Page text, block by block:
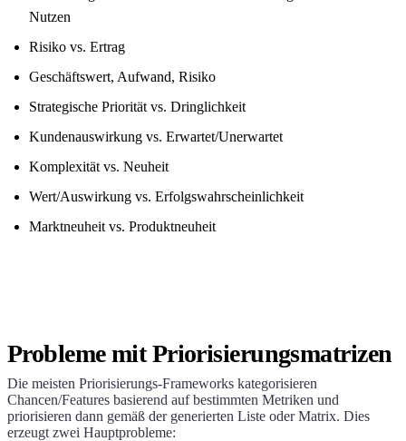
Nutzen
Risiko vs. Ertrag
Geschäftswert, Aufwand, Risiko
Strategische Priorität vs. Dringlichkeit
Kundenauswirkung vs. Erwartet/Unerwartet
Komplexität vs. Neuheit
Wert/Auswirkung vs. Erfolgswahrscheinlichkeit
Marktneuheit vs. Produktneuheit
Probleme mit Priorisierungsmatrizen
Die meisten Priorisierungs-Frameworks kategorisieren
Chancen/Features basierend auf bestimmten Metriken und
priorisieren dann gemäß der generierten Liste oder Matrix. Dies
erzeugt zwei Hauptprobleme: